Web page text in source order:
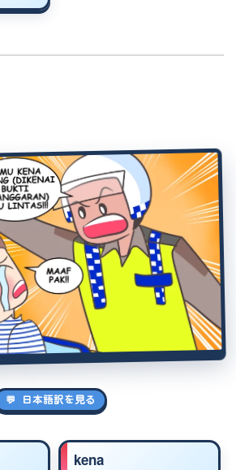
💬 日本語訳を見る
kena